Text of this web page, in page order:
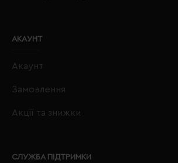
АКАУНТ
Акаунт
Замовлення
Акції та знижки
СЛУЖБА ПІДТРИМКИ